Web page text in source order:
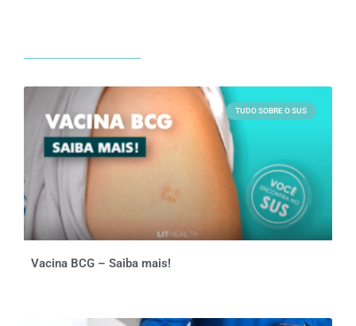
TUDO SOBRE O SUS
Vacina BCG – Saiba mais!